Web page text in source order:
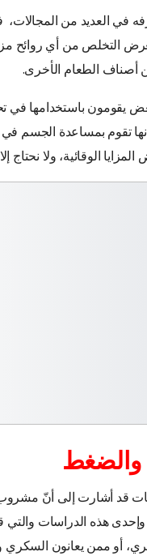
في العديد من
التخلص من أي روائح
أصناف الطعام الأخرى.
يقومون باستخدامها في
تقوم بمساعدة الجسم في
المزايا الوقائية، ولا
والضغط
قد أشارت إلى أنّ
أو ممن يعانون السكري